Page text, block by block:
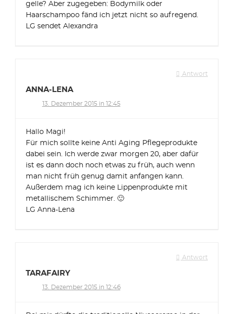
gelle? Aber zugegeben: Bodymilk oder
Haarschampoo fänd ich jetzt nicht so aufregend.
LG sendet Alexandra
Antwort
ANNA-LENA
13. Dezember 2015 in 12:45
Hallo Magi!
Für mich sollte keine Anti Aging Pflegeprodukte
dabei sein. Ich werde zwar morgen 20, aber dafür
ist es dann doch noch etwas zu früh, auch wenn
man nicht früh genug damit anfangen kann.
Außerdem mag ich keine Lippenprodukte mit
metallischem Schimmer. 🙂
LG Anna-Lena
Antwort
TARAFAIRY
13. Dezember 2015 in 12:46